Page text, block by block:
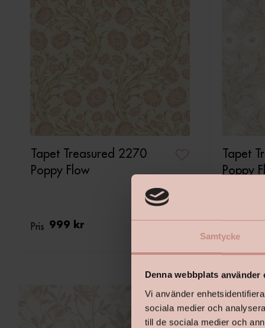
Samtycke
Denna webbplats använder
Vi använder
sociala medier och
till de sociala medier och
Tapet Treasured 2270
Poppy Flow
Pris 999 kr
Tapet
Poppy